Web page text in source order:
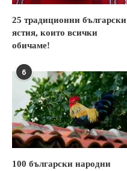
25 традиционни български
ястия, които всички
обичаме!
6
100 български народни